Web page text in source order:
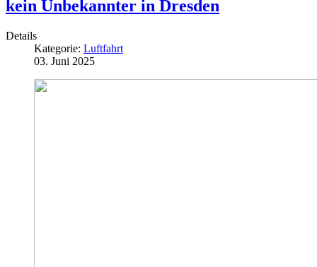
kein Unbekannter in Dresden
Details
Kategorie: Luftfahrt
03. Juni 2025